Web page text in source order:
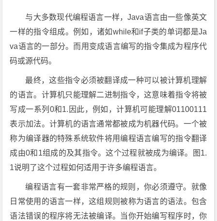
与大多数现代编程语言一样，Java语言由一些像英文
一样的指令组成。例如，诸如while和if子类的单词都是Ja
va语言的一部分。而用变成语言编写的指令集成为程序代
码或源代码。
最终，这些指令必须被翻译成一种可以被计算机理解
的语言。计算机只能理解二进制指令，这意味着指令将被
写成一系列0和1.因此，例如，计算机可能理解01100111
表示加法。计算机的语言通常都被成为机器代码。一个被
称为编译器的特殊系统软件将用编程语言编写的指令翻译
成由0和1组成的及其指令。这个过程就被成为编译。图1.
1说明了这个过程如何适用于许多编程语言。
编程语言有一套非常严格的规则，你必须遵守。就像
日常使用的语言一样，这组规则被称为语言的语法。包含
语法错误的程序将无法被编译。当你开始编写程序时，你